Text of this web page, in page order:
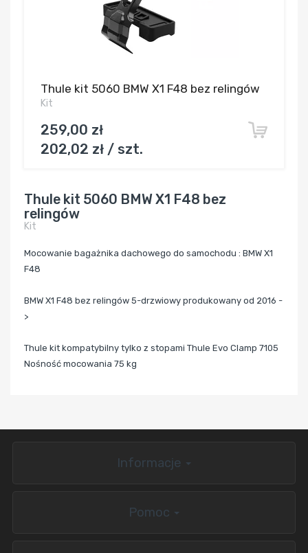
Thule kit 5060 BMW X1 F48 bez relingów
Kit
259,00 zł
202,02 zł / szt.
Thule kit 5060 BMW X1 F48 bez
relingów
Kit
Mocowanie bagażnika dachowego do samochodu : BMW X1
F48
BMW X1 F48 bez relingów 5-drzwiowy produkowany od 2016 -
>
Thule kit kompatybilny tylko z stopami Thule Evo Clamp 7105
Nośność mocowania 75 kg
Informacje
Pomoc